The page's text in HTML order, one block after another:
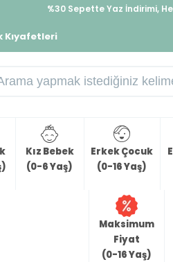
Kıyafetleri
Kız Bebek
(0-6 Yaş)
Erkek Çocuk
(0-16 Yaş)
Maksimum
Fiyat
(0-16 Yaş)